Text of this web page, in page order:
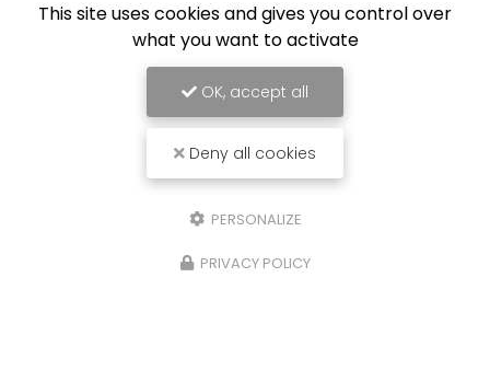
This site uses cookies and gives you control over
what you want to activate
OK, accept all
Deny all cookies
PERSONALIZE
PRIVACY POLICY